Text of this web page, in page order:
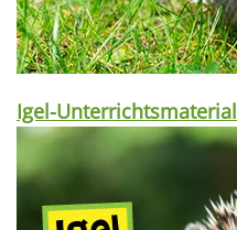
Igel-Unterrichtsmaterial